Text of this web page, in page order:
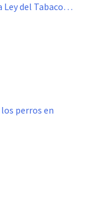
Ley del Tabaco…
perros en